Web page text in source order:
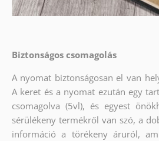
Biztonságos csomagolás
A nyomat biztonságosan el van
A keret és a nyomat ezután egy
csomagolva (5vl), és egyest
sérülékeny termékről van szó, a
információ a törékeny áruról,